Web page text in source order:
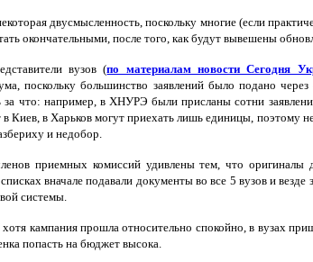
двусмысленность, поскольку многие (если
окончательными, после того, как будут вывешены
вузов (по материалам новости Сегодня
поскольку большинство заявлений было подано
за что: например, в ХНУРЭ были присланы сотни
в Киев, в Харьков могут приехать лишь единицы, поэтому
и недобор.
приемных комиссий удивлены тем, что
вначале подавали документы во все 5 вузов и
системы.
кампания прошла относительно спокойно, в вузах
попасть на бюджет высока.